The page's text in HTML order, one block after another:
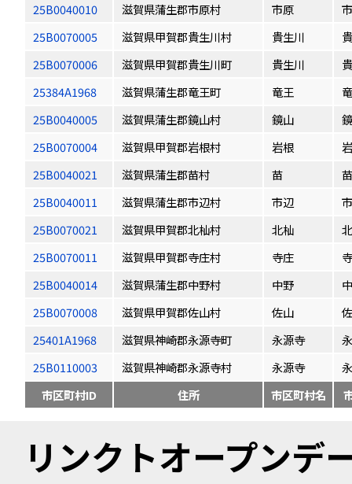
25B0040010
滋賀県蒲生郡市原村 市原
25B0070005
滋賀県甲賀郡貴生川村 貴生川
25B0070006
滋賀県甲賀郡貴生川町 貴生川
25384A1968
滋賀県蒲生郡竜王町 竜王
25B0040005
滋賀県蒲生郡鏡山村 鏡山
25B0070004
滋賀県甲賀郡岩根村 岩根
25B0040021
滋賀県蒲生郡苗村 苗
苗
25B0040011
滋賀県蒲生郡市辺村 市辺
25B0070021
滋賀県甲賀郡北杣村 北杣
25B0070011
滋賀県甲賀郡寺庄村 寺庄
25B0040014
滋賀県蒲生郡中野村 中野
25B0070008
滋賀県甲賀郡佐山村 佐山
25401A1968
滋賀県神崎郡永源寺町 永源寺
25B0110003
滋賀県神崎郡永源寺村 永源寺
市区町村ID
住所 市区町村名
リンクトオープン